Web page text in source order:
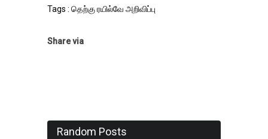
Tags : தெற்கு ரயில்வே அறிவிப்பு
Share via
Random Posts